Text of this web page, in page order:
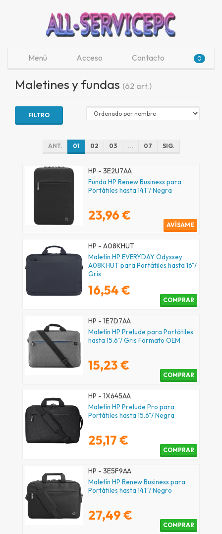
Menú Acceso Contacto 0
Maletines y fundas (62 art.)
FILTRO
ANT. 01 02 03 ... 07 SIG.
HP - 3E2U7AA
Funda HP Renew Business para
Portátiles hasta 14.1"/ Negra
23,96 €
AVÍSAME
HP - A08KHUT
Maletín HP EVERYDAY Odyssey
A08KHUT para Portátiles hasta 16"/
Gris
16,54 €
COMPRAR
HP - 1E7D7AA
Maletín HP Prelude para Portátiles
hasta 15.6"/ Gris Formato OEM
15,23 €
COMPRAR
HP - 1X645AA
Maletín HP Prelude Pro para
Portátiles hasta 15.6"/ Negra
25,17 €
COMPRAR
HP - 3E5F9AA
Maletín HP Renew Business para
Portátiles hasta 14.1"/ Negro
27,49 €
COMPRAR